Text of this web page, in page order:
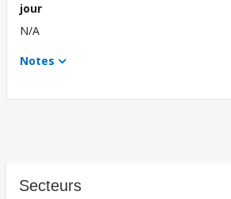
jour
N/A
Notes
Secteurs